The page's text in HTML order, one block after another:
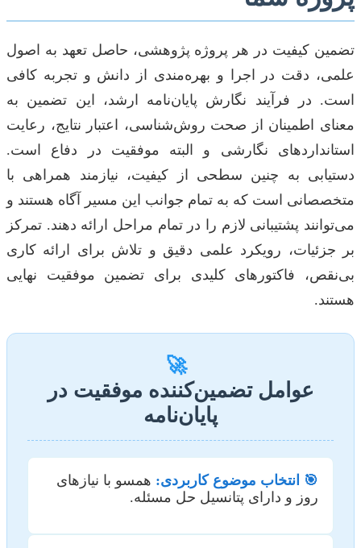
تضمین کیفیت در هر پروژه پژوهشی، حاصل تعهد به اصول
علمی، دقت در اجرا و بهره‌مندی از دانش و تجربه کافی
است. در فرآیند نگارش پایان‌نامه ارشد، این تضمین به
معنای اطمینان از صحت روش‌شناسی، اعتبار نتایج، رعایت
استانداردهای نگارشی و البته موفقیت در دفاع است.
دستیابی به چنین سطحی از کیفیت، نیازمند همراهی با
متخصصانی است که به تمام جوانب این مسیر آگاه هستند و
می‌توانند پشتیبانی لازم را در تمام مراحل ارائه دهند. تمرکز
بر جزئیات، رویکرد علمی دقیق و تلاش برای ارائه کاری
بی‌نقص، فاکتورهای کلیدی برای تضمین موفقیت نهایی
هستند.
🚀
عوامل تضمین‌کننده موفقیت در
پایان‌نامه
🎯 انتخاب موضوع کاربردی: همسو با نیازهای
روز و دارای پتانسیل حل مسئله.